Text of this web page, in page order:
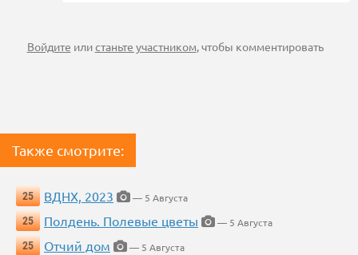
Войдите илистаньте участником, чтобы комментировать
Также смотрите:
25 ВДНХ, 2023
— 5 Августа
25
Полдень. Полевые цветы
— 5 Августа
25
Отчий дом
— 5 Августа